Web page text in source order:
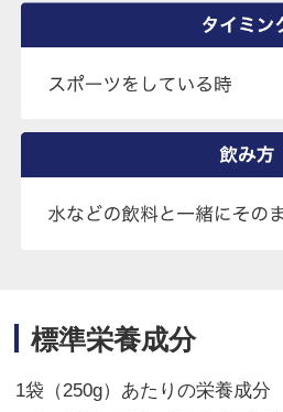
標準栄養成分
1袋（250g）あたりの栄養成分